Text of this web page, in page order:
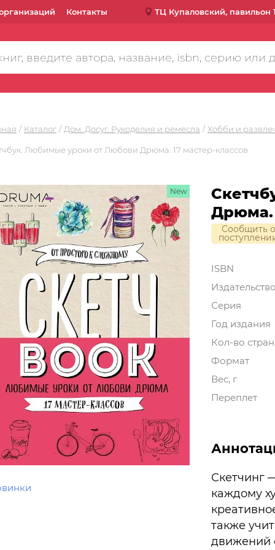
Контакты ТЦ Купаловский, павильон
Каталог Дом. Досуг. Рукоделия и ремесла Хобби и
Любимые уроки от Любови Дрюма. 17 мастер-классов
New
Дрюма.
Сообщить о
ISBN
Серия
Год издания
Кол-во
Формат
Вес, г
Переплет
Скетчинг
каждому
также
движений